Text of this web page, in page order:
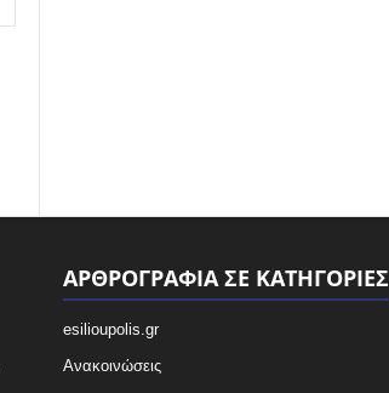
ΑΡΘΡΟΓΡΑΦΙΑ ΣΕ ΚΑΤΗΓΟΡΙΕΣ
esilioupolis.gr
Ανακοινώσεις